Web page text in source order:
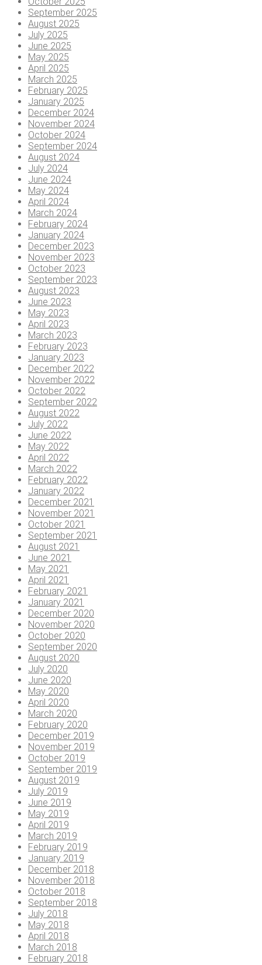
September 2025
August 2025
July 2025
June 2025
May 2025
April 2025
March 2025
February 2025
January 2025
December 2024
November 2024
October 2024
September 2024
August 2024
July 2024
June 2024
May 2024
April 2024
March 2024
February 2024
January 2024
December 2023
November 2023
October 2023
September 2023
August 2023
June 2023
May 2023
April 2023
March 2023
February 2023
January 2023
December 2022
November 2022
October 2022
September 2022
August 2022
July 2022
June 2022
May 2022
April 2022
March 2022
February 2022
January 2022
December 2021
November 2021
October 2021
September 2021
August 2021
June 2021
May 2021
April 2021
February 2021
January 2021
December 2020
November 2020
October 2020
September 2020
August 2020
July 2020
June 2020
May 2020
April 2020
March 2020
February 2020
December 2019
November 2019
October 2019
September 2019
August 2019
July 2019
June 2019
May 2019
April 2019
March 2019
February 2019
January 2019
December 2018
November 2018
October 2018
September 2018
July 2018
May 2018
April 2018
March 2018
February 2018